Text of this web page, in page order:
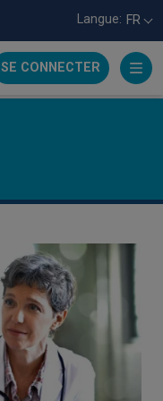
Langue: FR
SE CONNECTER
Recherche